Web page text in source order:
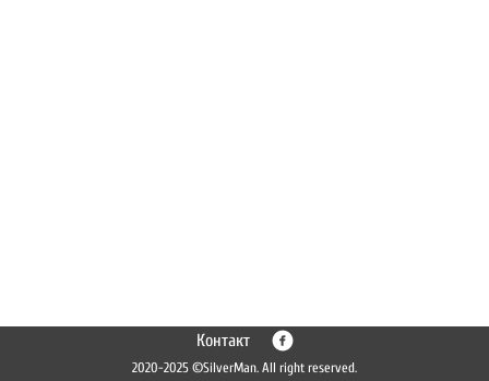
Контакт
2020-2025 ©SilverMan. All right reserved.